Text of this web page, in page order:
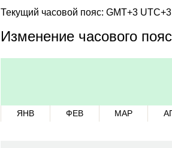
Текущий часовой пояс: GMT+3 UTC+3
Изменение часового
ЯНВ ФЕВ МАР